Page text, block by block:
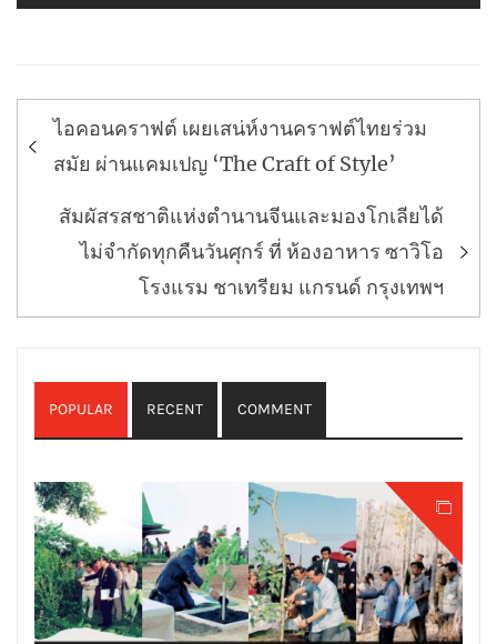
แนะแนว
เรื่อง
ไอคอนคราฟต์ เผยเสน่ห์งานคราฟต์ไทยร่วม
สมัย ผ่านแคมเปญ ‘The Craft of Style’
สัมผัสรสชาติแห่งตำนานจีนและมองโกเลียได้
ไม่จำกัดทุกคืนวันศุกร์ ที่ ห้องอาหาร ซาวิโอ
โรงแรม ชาเทรียม แกรนด์ กรุงเทพฯ
POPULAR RECENT COMMENT